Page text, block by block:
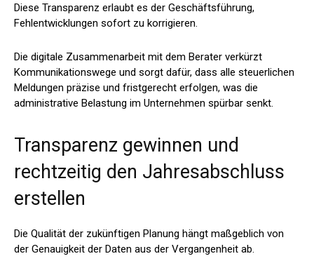
Diese Transparenz erlaubt es der Geschäftsführung,
Fehlentwicklungen sofort zu korrigieren.
Die digitale Zusammenarbeit mit dem Berater verkürzt
Kommunikationswege und sorgt dafür, dass alle steuerlichen
Meldungen präzise und fristgerecht erfolgen, was die
administrative Belastung im Unternehmen spürbar senkt.
Transparenz gewinnen und
rechtzeitig den Jahresabschluss
erstellen
Die Qualität der zukünftigen Planung hängt maßgeblich von
der Genauigkeit der Daten aus der Vergangenheit ab.